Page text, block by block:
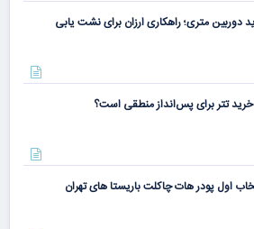
دوربین متری؛ راهکاری ارزان برای نشت یابی
خرید تتر برای پس‌انداز منطقی است؟
اول پودر هات چاکلت باریستا های تهران